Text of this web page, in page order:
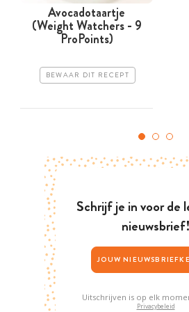
Avocadotaartje
(Weight Watchers - 9
ProPoints)
BEWAAR DIT RECEPT
Schrijf je in voor de
nieuwsbrief!
Uitschrijven is op elk
Privacybeleid